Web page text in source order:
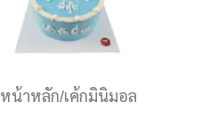
หน้าหลัก/เค้กมินิมอล